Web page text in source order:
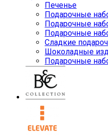
Печенье
Подарочные
Подарочные
Подарочные
Сладкие
Шоколадные
Подарочные